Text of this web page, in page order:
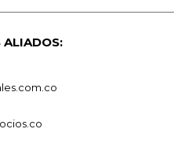
ALIADOS: